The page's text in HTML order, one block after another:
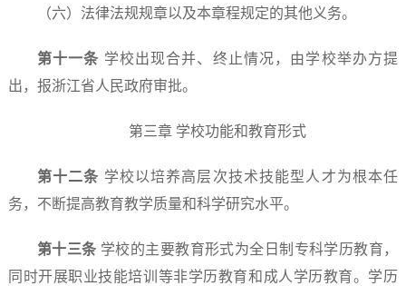
（六）法律法规规章以及本章程规定的其他义务。
第十一条 学校出现合并、终止情况，由学校举办方提
出，报浙江省人民政府审批。
第三章 学校功能和教育形式
第十二条 学校以培养高层次技术技能型人才为根本任
务，不断提高教育教学质量和科学研究水平。
第十三条 学校的主要教育形式为全日制专科学历教育，
同时开展职业技能培训等非学历教育和成人学历教育。学历